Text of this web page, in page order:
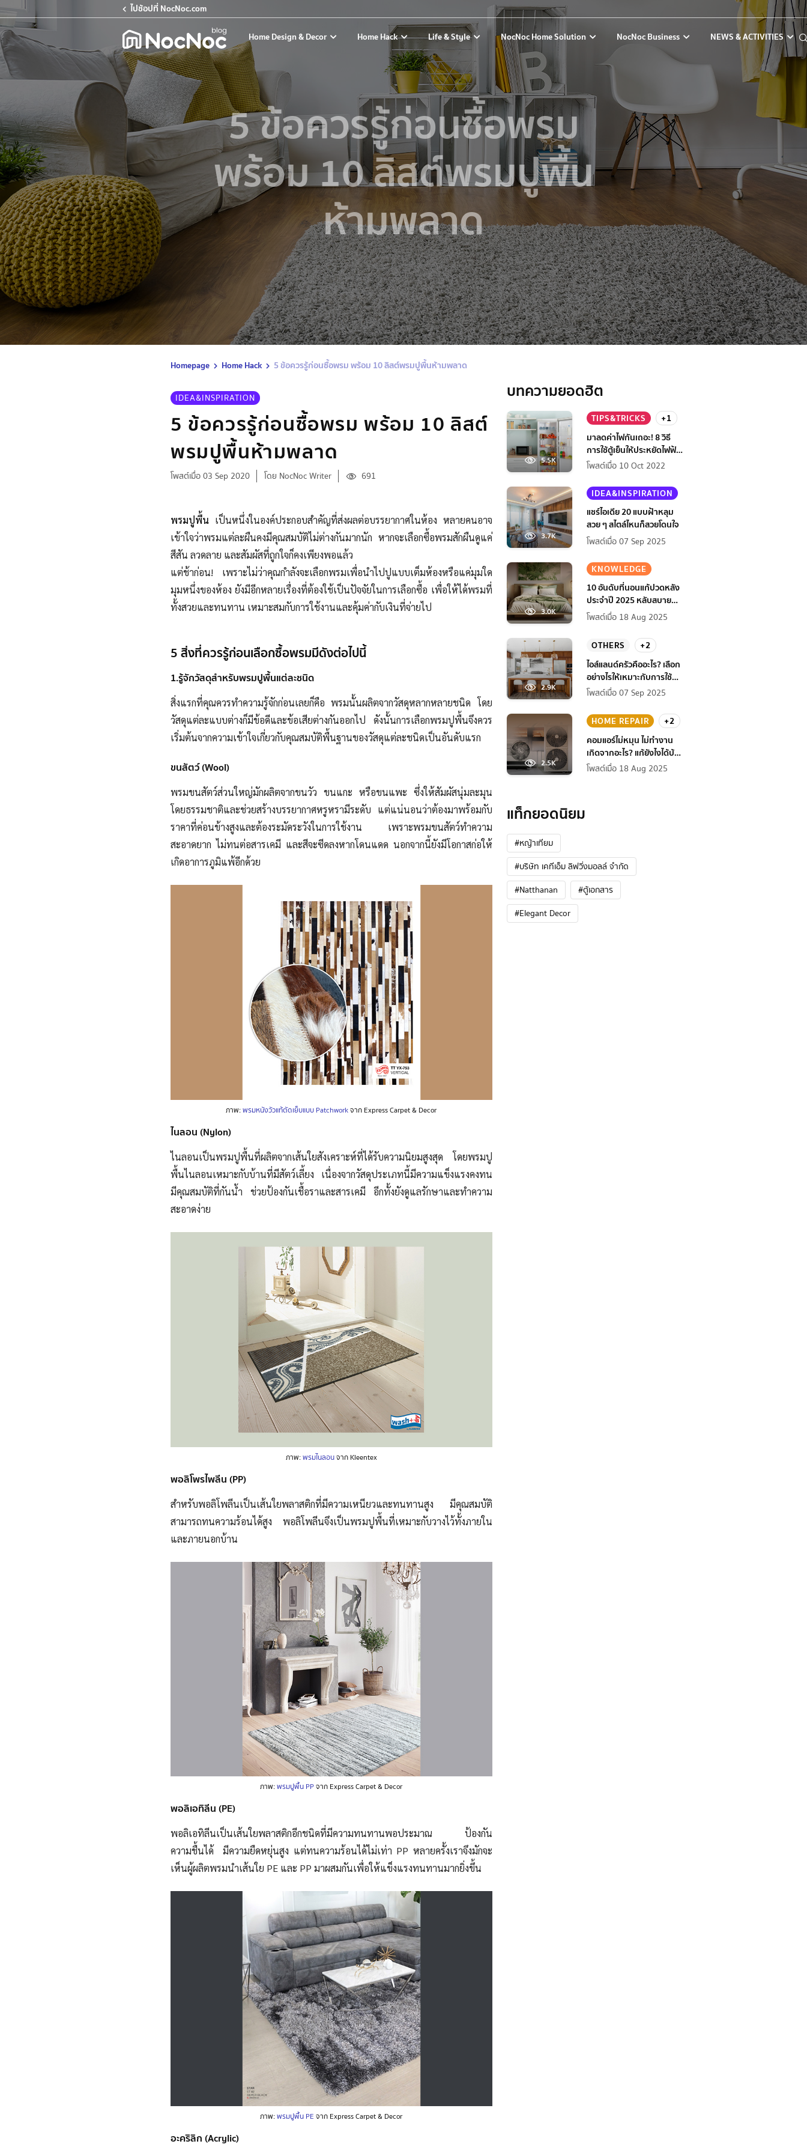
ไปช้อปที่ NocNoc.com
Home Design & Decor Home Hack Life & Style NocNoc Home Solution NocNoc Business NEWS & ACTIVITIES
5 ข้อควรรู้ก่อนซื้อพรม
พร้อม 10 ลิสต์พรมปูพื้น
ห้ามพลาด
Homepage Home Hack 5 ข้อควรรู้ก่อนซื้อพรม พร้อม 10 ลิสต์พรมปูพื้นห้ามพลาด
IDEA&INSPIRATION
5 ข้อควรรู้ก่อนซื้อพรม พร้อม 10 ลิสต์
พรมปูพื้นห้ามพลาด
โพสต์เมื่อ 03 Sep 2020 โดย NocNoc Writer 691
พรมปูพื้น เป็นหนึ่งในองค์ประกอบสำคัญที่ส่งผลต่อบรรยากาศในห้อง หลายคนอาจ
เข้าใจว่าพรมแต่ละผืนคงมีคุณสมบัติไม่ต่างกันมากนัก หากจะเลือกซื้อพรมสักผืนดูแค่
สีสัน ลวดลาย และสัมผัสที่ถูกใจก็คงเพียงพอแล้ว
แต่ช้าก่อน! เพราะไม่ว่าคุณกำลังจะเลือกพรมเพื่อนำไปปูแบบเต็มห้องหรือแค่มุมใด
มุมหนึ่งของห้อง ยังมีอีกหลายเรื่องที่ต้องใช้เป็นปัจจัยในการเลือกซื้อ เพื่อให้ได้พรมที่
ทั้งสวยและทนทาน เหมาะสมกับการใช้งานและคุ้มค่ากับเงินที่จ่ายไป
5 สิ่งที่ควรรู้ก่อนเลือกซื้อพรมมีดังต่อไปนี้
1.รู้จักวัสดุสำหรับพรมปูพื้นแต่ละชนิด
สิ่งแรกที่คุณควรทำความรู้จักก่อนเลยก็คือ พรมนั้นผลิตจากวัสดุหลากหลายชนิด โดย
วัสดุแต่ละแบบต่างก็มีข้อดีและข้อเสียต่างกันออกไป ดังนั้นการเลือกพรมปูพื้นจึงควร
เริ่มต้นจากความเข้าใจเกี่ยวกับคุณสมบัติพื้นฐานของวัสดุแต่ละชนิดเป็นอันดับแรก
ขนสัตว์ (Wool)
พรมขนสัตว์ส่วนใหญ่มักผลิตจากขนวัว ขนแกะ หรือขนแพะ ซึ่งให้สัมผัสนุ่มละมุน
โดยธรรมชาติและช่วยสร้างบรรยากาศหรูหรามีระดับ แต่แน่นอนว่าต้องมาพร้อมกับ
ราคาที่ค่อนข้างสูงและต้องระมัดระวังในการใช้งาน เพราะพรมขนสัตว์ทำความ
สะอาดยาก ไม่ทนต่อสารเคมี และสีจะซีดลงหากโดนแดด นอกจากนี้ยังมีโอกาสก่อให้
เกิดอาการภูมิแพ้อีกด้วย
ภาพ:พรมหนังวัวแท้ตัดเย็บแบบ Patchworkจาก Express Carpet & Decor
ไนลอน (Nylon)
ไนลอนเป็นพรมปูพื้นที่ผลิตจากเส้นใยสังเคราะห์ที่ได้รับความนิยมสูงสุด โดยพรมปู
พื้นไนลอนเหมาะกับบ้านที่มีสัตว์เลี้ยง เนื่องจากวัสดุประเภทนี้มีความแข็งแรงคงทน
มีคุณสมบัติที่กันน้ำ ช่วยป้องกันเชื้อราและสารเคมี อีกทั้งยังดูแลรักษาและทำความ
สะอาดง่าย
ภาพ:พรมไนลอนจาก Kleentex
พอลิโพรไพลีน (PP)
สำหรับพอลิโพลีนเป็นเส้นใยพลาสติกที่มีความเหนียวและทนทานสูง มีคุณสมบัติ
สามารถทนความร้อนได้สูง พอลิโพลีนจึงเป็นพรมปูพื้นที่เหมาะกับวางไว้ทั้งภายใน
และภายนอกบ้าน
ภาพ:พรมปูพื้น PPจาก Express Carpet & Decor
พอลิเอทิลีน (PE)
พอลิเอทิลีนเป็นเส้นใยพลาสติกอีกชนิดที่มีความทนทานพอประมาณ ป้องกัน
ความชื้นได้ มีความยืดหยุ่นสูง แต่ทนความร้อนได้ไม่เท่า PP หลายครั้งเราจึงมักจะ
เห็นผู้ผลิตพรมนำเส้นใย PE และ PP มาผสมกันเพื่อให้แข็งแรงทนทานมากยิ่งขึ้น
ภาพ:พรมปูพื้น PE จาก Express Carpet & Decor
อะคริลิก (Acrylic)
บทความยอดฮิต
5.5K
TIPS&TRICKS
+1
มาลดค่าไฟกันเถอะ! 8 วิธี
การใช้ตู้เย็นให้ประหยัดไฟฟ้า
กว่าเดิม
โพสต์เมื่อ 10 Oct 2022
3.7K
IDEA&INSPIRATION
แชร์ไอเดีย 20 แบบฝ้าหลุม
สวย ๆ สไตล์ไหนก็สวยโดนใจ
โพสต์เมื่อ 07 Sep 2025
3.0K
KNOWLEDGE
10 อันดับที่นอนแก้ปวดหลัง
ประจำปี 2025 หลับสบาย
สุขภาพดียิ่งกว่าเดิม
โพสต์เมื่อ 18 Aug 2025
2.9K
OTHERS
+2
ไอส์แลนด์ครัวคืออะไร? เลือก
อย่างไรให้เหมาะกับการใช้
งานที่บ้าน
โพสต์เมื่อ 07 Sep 2025
2.5K
HOME REPAIR
+2
คอมแอร์ไม่หมุน ไม่ทํางาน
เกิดจากอะไร? แก้ยังไงได้บ้าง
ก่อนแอร์พัง!
โพสต์เมื่อ 18 Aug 2025
แท็กยอดนิยม
#หญ้าเทียม
#บริษัท เคทีเอ็ม ลิฟวิ่งมอลล์ จำกัด
#Natthanan
#ตู้เอกสาร
#Elegant Decor